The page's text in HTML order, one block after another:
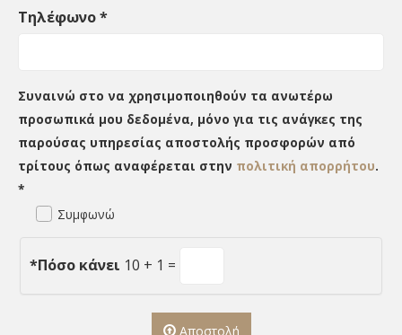
Τηλέφωνο*
Συναινώ στο να χρησιμοποιηθούν τα ανωτέρω
προσωπικά μου δεδομένα, μόνο για τις ανάγκες της
παρούσας υπηρεσίας αποστολής προσφορών από
τρίτους όπως αναφέρεται στην πολιτική απορρήτου.
*
Συμφωνώ
Πόσο κάνει
* 10 + 1 =
Αποστολή